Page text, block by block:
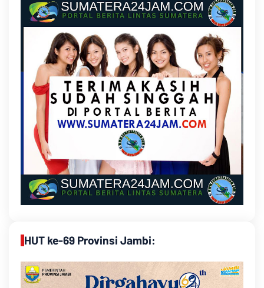
HUT ke-69 Provinsi Jambi: